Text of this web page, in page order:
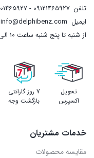
تلفن 09121465927 - 09101465927 - 09391465927 - 02136915773
ایمیل info@delphibenz.com
از شنبه تا پنج شنبه ساعت 10 الی 21 پاسخگوی شما هستیم.
تحویل
اکسپرس
7 روز گارانتی
بازگشت وجه
خدمات مشتریان
مقایسه محصولات